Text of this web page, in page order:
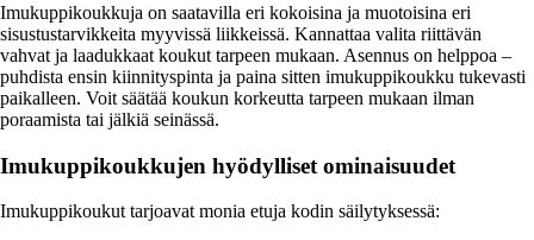
Imukuppikoukkuja on saatavilla eri kokoisina ja muotoisina eri
sisustustarvikkeita myyvissä liikkeissä. Kannattaa valita riittävän
vahvat ja laadukkaat koukut tarpeen mukaan. Asennus on helppoa –
puhdista ensin kiinnityspinta ja paina sitten imukuppikoukku tukevasti
paikalleen. Voit säätää koukun korkeutta tarpeen mukaan ilman
poraamista tai jälkiä seinässä.
Imukuppikoukkujen hyödylliset ominaisuudet
Imukuppikoukut tarjoavat monia etuja kodin säilytyksessä: